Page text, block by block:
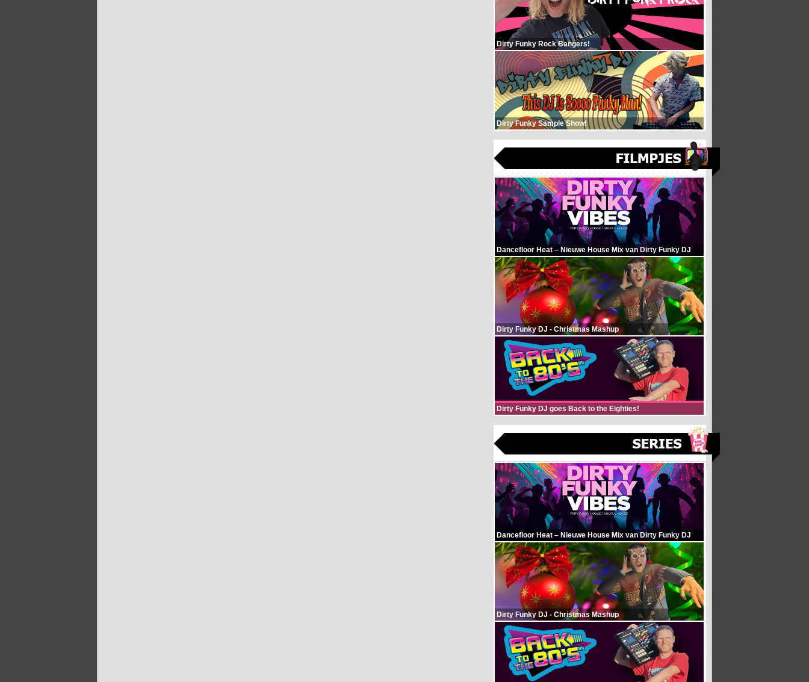
Dirty Funky Rock Bangers!
Dirty Funky Sample Show!
Dancefloor Heat – Nieuwe House Mix van Dirty Funky DJ
Dirty Funky DJ - Christmas Mashup
Dirty Funky DJ goes Back to the Eighties!
Dancefloor Heat – Nieuwe House Mix van Dirty Funky DJ
Dirty Funky DJ - Christmas Mashup